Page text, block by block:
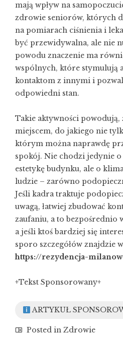
mają wpływ na
zdrowie seniorów, których
na pomiarach ciśnienia i
być przewidywalna, ale nie
powodu znaczenie ma
wspólnych, które stymulują
kontaktom z innymi i
odpowiedni stan.
Takie aktywności powodują,
miejscem, do jakiego nie
którym można naprawdę
spokój. Nie chodzi jedynie
estetykę budynku, ale o
ludzie – zarówno
Jeśli kadra traktuje
uwagą, łatwiej zbudować
zaufaniu, a to bezpośrednio
a jeśli ktoś bardziej się
sporo szczegółów znajdzie
https://rezydencja-
+Tekst Sponsorowany+
ARTYKUŁ
Posted in Zdrowie